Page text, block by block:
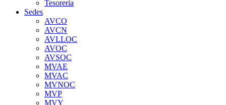
Tesorería
Sedes
AVCO
AVCN
AVLLOC
AVOC
AVSOC
MVAE
MVAC
MVNOC
MVP
MVY